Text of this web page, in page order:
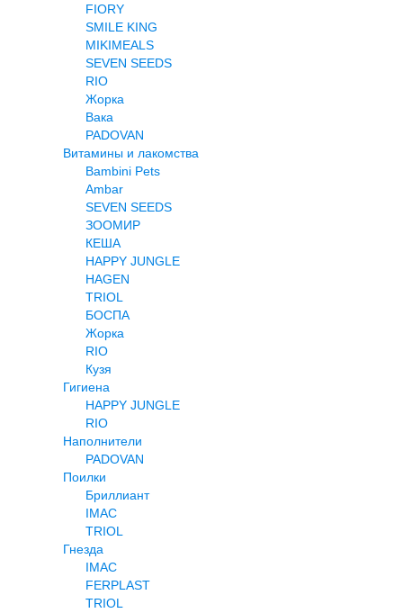
FIORY
SMILE KING
MIKIMEALS
SEVEN SEEDS
RIO
Жорка
Вака
PADOVAN
Витамины и лакомства
Bambini Pets
Ambar
SEVEN SEEDS
ЗООМИР
КЕША
HAPPY JUNGLE
HAGEN
TRIOL
БОСПА
Жорка
RIO
Кузя
Гигиена
HAPPY JUNGLE
RIO
Наполнители
PADOVAN
Поилки
Бриллиант
IMAC
TRIOL
Гнезда
IMAC
FERPLAST
TRIOL